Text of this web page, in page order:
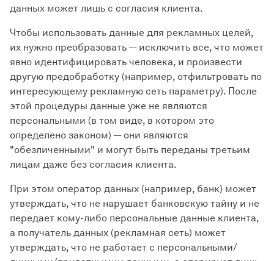
данных может лишь с согласия клиента.
Чтобы использовать данные для рекламных целей,
их нужно преобразовать — исключить все, что может
явно идентифицировать человека, и произвести
другую предобработку (например, отфильтровать по
интересующему рекламную сеть параметру). После
этой процедуры данные уже не являются
персональными (в том виде, в котором это
определено законом) — они являются
"обезличенными" и могут быть переданы третьим
лицам даже без согласия клиента.
При этом оператор данных (например, банк) может
утверждать, что не нарушает банковскую тайну и не
передает кому-либо персональные данные клиента,
а получатель данных (рекламная сеть) может
утверждать, что не работает с персональными/